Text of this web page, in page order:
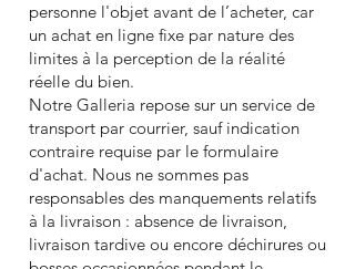
personne l'objet avant de l’acheter, car
un achat en ligne fixe par nature des
limites à la perception de la réalité
réelle du bien.
Notre Galleria repose sur un service de
transport par courrier, sauf indication
contraire requise par le formulaire
d'achat. Nous ne sommes pas
responsables des manquements relatifs
à la livraison : absence de livraison,
livraison tardive ou encore déchirures ou